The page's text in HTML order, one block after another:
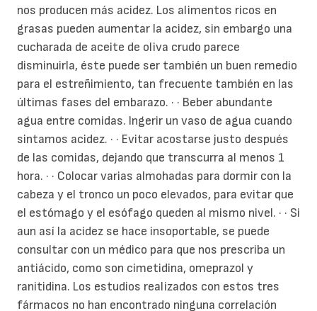
nos producen más acidez. Los alimentos ricos en
grasas pueden aumentar la acidez, sin embargo una
cucharada de aceite de oliva crudo parece
disminuirla, éste puede ser también un buen remedio
para el estreñimiento, tan frecuente también en las
últimas fases del embarazo. · · Beber abundante
agua entre comidas. Ingerir un vaso de agua cuando
sintamos acidez. · · Evitar acostarse justo después
de las comidas, dejando que transcurra al menos 1
hora. · · Colocar varias almohadas para dormir con la
cabeza y el tronco un poco elevados, para evitar que
el estómago y el esófago queden al mismo nivel. · · Si
aun así la acidez se hace insoportable, se puede
consultar con un médico para que nos prescriba un
antiácido, como son cimetidina, omeprazol y
ranitidina. Los estudios realizados con estos tres
fármacos no han encontrado ninguna correlación